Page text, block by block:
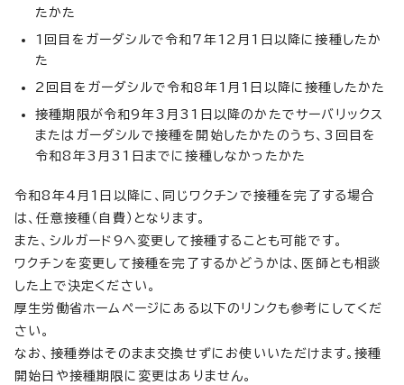
たかた
1回目をガーダシルで令和7年12月1日以降に接種したか
た
2回目をガーダシルで令和8年1月1日以降に接種したかた
接種期限が令和9年3月31日以降のかたでサーバリックス
またはガーダシルで接種を開始したかたのうち、3回目を
令和8年3月31日までに接種しなかったかた
令和8年4月1日以降に、同じワクチンで接種を完了する場合
は、任意接種（自費）となります。
また、シルガード9へ変更して接種することも可能です。
ワクチンを変更して接種を完了するかどうかは、医師とも相談
した上で決定ください。
厚生労働省ホームページにある以下のリンクも参考にしてくだ
さい。
なお、接種券はそのまま交換せずにお使いいただけます。接種
開始日や接種期限に変更はありません。